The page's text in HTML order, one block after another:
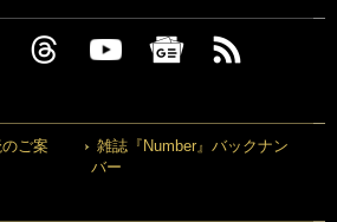
ご案
雑誌『Number』バックナン
バー